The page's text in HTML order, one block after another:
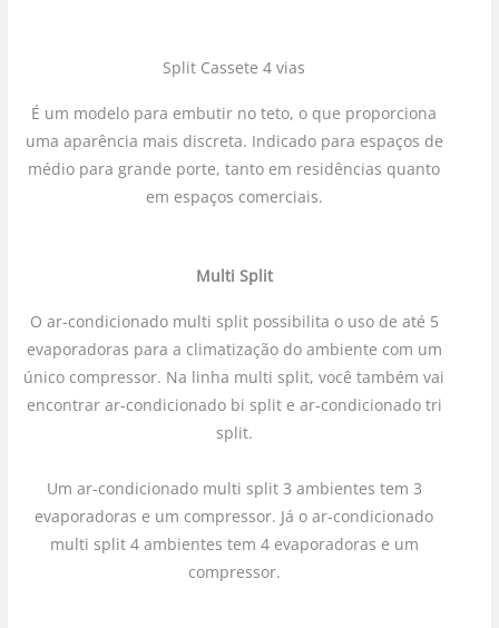
Split Cassete 4 vias
É um modelo para embutir no teto, o que proporciona
uma aparência mais discreta. Indicado para espaços de
médio para grande porte, tanto em residências quanto
em espaços comerciais.
Multi Split
O ar-condicionado multi split possibilita o uso de até 5
evaporadoras para a climatização do ambiente com um
único compressor. Na linha multi split, você também vai
encontrar ar-condicionado bi split e ar-condicionado tri
split.
Um ar-condicionado multi split 3 ambientes tem 3
evaporadoras e um compressor. Já o ar-condicionado
multi split 4 ambientes tem 4 evaporadoras e um
compressor.